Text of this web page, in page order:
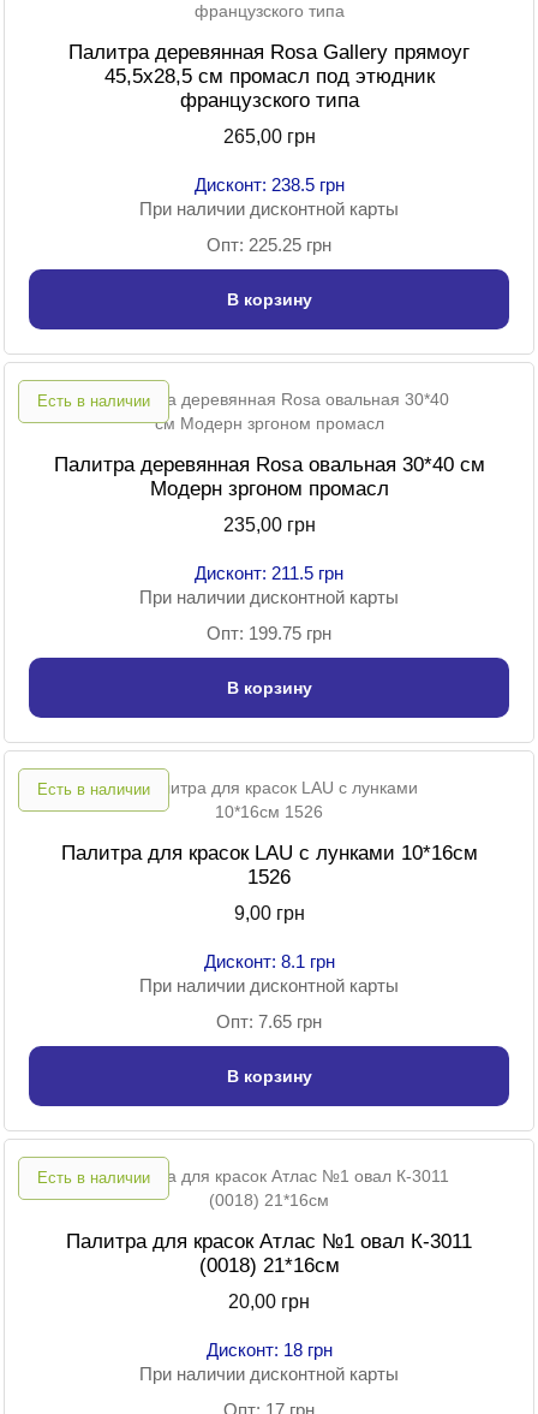
Палитра деревянная Rosa Gallery прямоуг
45,5х28,5 см промасл под этюдник
французского типа
265,00 грн
Дисконт: 238.5 грн
При наличии дисконтной карты
Опт: 225.25 грн
В корзину
Есть в наличии
Палитра деревянная Rosa овальная 30*40 см
Модерн зргоном промасл
235,00 грн
Дисконт: 211.5 грн
При наличии дисконтной карты
Опт: 199.75 грн
В корзину
Есть в наличии
Палитра для красок LAU с лунками 10*16см
1526
9,00 грн
Дисконт: 8.1 грн
При наличии дисконтной карты
Опт: 7.65 грн
В корзину
Есть в наличии
Палитра для красок Атлас №1 овал К-3011
(0018) 21*16см
20,00 грн
Дисконт: 18 грн
При наличии дисконтной карты